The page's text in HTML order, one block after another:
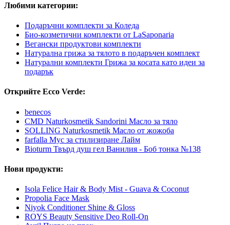
Любими категории:
Подаръчни комплекти за Коледа
Био-козметични комплекти от LaSaponaria
Вегански продуктови комплекти
Натурална грижа за тялото в подаръчен комплект
Натурални комплекти Грижа за косата като идеи за
подарък
Открийте Ecco Verde:
benecos
CMD Naturkosmetik Sandorini Масло за тяло
SOLLING Naturkosmetik Масло от жожоба
farfalla Мус за стилизиране Лайм
Bioturm Твърд душ гел Ванилия - Боб тонка №138
Нови продукти:
Isola Felice Hair & Body Mist - Guava & Coconut
Propolia Face Mask
Niyok Conditioner Shine & Gloss
ROYS Beauty Sensitive Deo Roll-On